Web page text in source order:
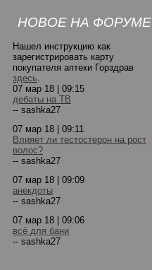
НОВОЕ НА ФОРУМЕ
Нашел инструкцию как
зарегистрировать карту
покупателя аптеки Горздрав
здесь.
07 мар 18 | 09:15
дебаты на ТВ
-- sashka27
07 мар 18 | 09:11
Влияет ли тестостерон на рост
волос?
-- sashka27
07 мар 18 | 09:09
анекдоты
-- sashka27
07 мар 18 | 09:06
всё для бани
-- sashka27